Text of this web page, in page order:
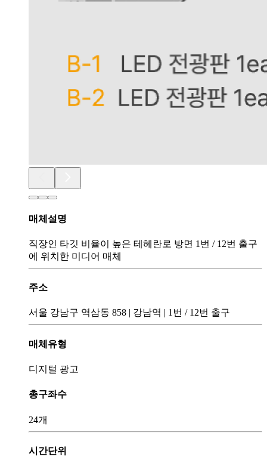
매체설명
직장인 타깃 비율이 높은 테헤란로 방면 1번 / 12번 출구
에 위치한 미디어 매체
주소
서울 강남구 역삼동 858 강남역 1번 / 12번 출구
매체유형
디지털 광고
총구좌수
24개
시간단위